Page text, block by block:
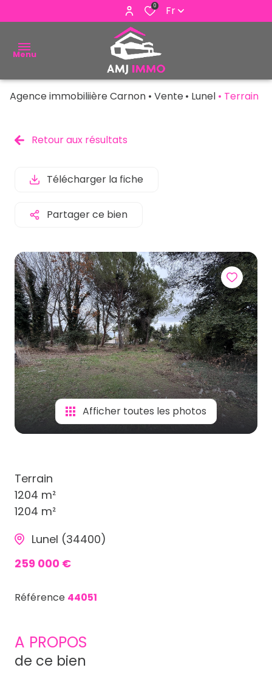
0 Fr
Menu
ACHETER
VENDRE
ALERTE
CONTACTER
Agence immobiliière Carnon Vente Lunel Terrain
Retour aux résultats
Télécharger la fiche
Partager ce bien
Afficher toutes les photos
Terrain
1204 m²
1204 m²
Lunel (34400)
259 000 €
Référence 44051
A PROPOS
de ce bien